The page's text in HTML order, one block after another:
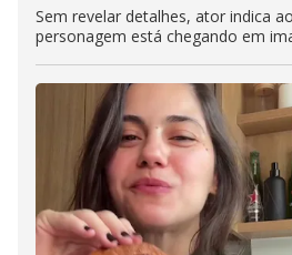
Sem revelar detalhes, ator indica
personagem está chegando em